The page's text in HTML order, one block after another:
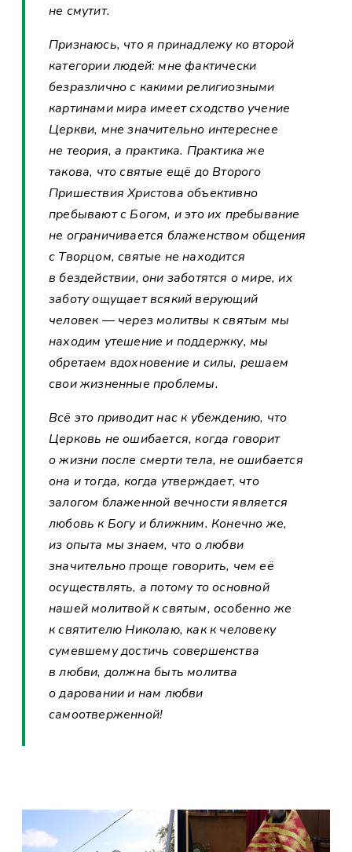
не смутит.
Признаюсь, что я принадлежу ко второй
категории людей: мне фактически
безразлично с какими религиозными
картинами мира имеет сходство учение
Церкви, мне значительно интереснее
не теория, а практика. Практика же
такова, что святые ещё до Второго
Пришествия Христова объективно
пребывают с Богом, и это их пребывание
не ограничивается блаженством общения
с Творцом, святые не находится
в бездействии, они заботятся о мире, их
заботу ощущает всякий верующий
человек — через молитвы к святым мы
находим утешение и поддержку, мы
обретаем вдохновение и силы, решаем
свои жизненные проблемы.
Всё это приводит нас к убеждению, что
Церковь не ошибается, когда говорит
о жизни после смерти тела, не ошибается
она и тогда, когда утверждает, что
залогом блаженной вечности является
любовь к Богу и ближним. Конечно же,
из опыта мы знаем, что о любви
значительно проще говорить, чем её
осуществлять, а потому то основной
нашей молитвой к святым, особенно же
к святителю Николаю, как к человеку
сумевшему достичь совершенства
в любви, должна быть молитва
о даровании и нам любви
самоотверженной!